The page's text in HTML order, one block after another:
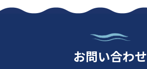
お問い合わせ